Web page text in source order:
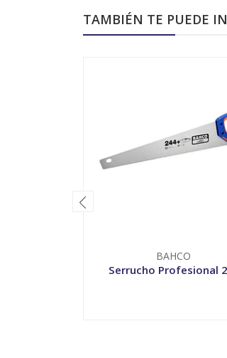
TAMBIÉN TE PUEDE
BAHCO
Serrucho Profesional